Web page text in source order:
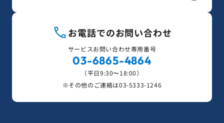
お電話でのお問い合わせ
サービスお問い合わせ専用番号
03-6865-4864
（平日9:30〜18:00）
※その他のご連絡は03-5333-1246